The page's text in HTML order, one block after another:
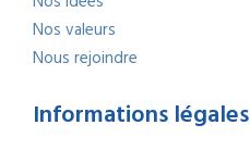
Nos valeurs
Nous rejoindre
Informations légales